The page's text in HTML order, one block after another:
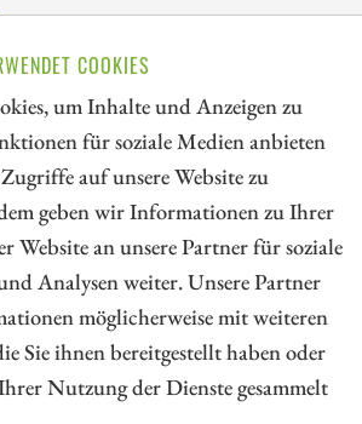
COOKIES
um Inhalte und Anzeigen zu
für soziale Medien anbieten
auf unsere Website zu
geben wir Informationen zu Ihrer
Website an unsere Partner für soziale
Analysen weiter. Unsere Partner
möglicherweise mit weiteren
Sie ihnen bereitgestellt haben oder
Nutzung der Dienste gesammelt
- © 2026 - Die Informationsplattform für
rund um Kapitalerhöhung, Kapitalmarkt